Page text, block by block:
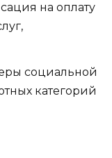
на оплату
социальной
категорий